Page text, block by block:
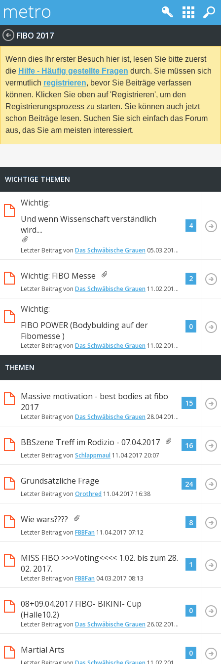
FIBO 2017
Wenn dies Ihr erster Besuch hier ist, lesen Sie bitte zuerst
die Hilfe - Häufig gestellte Fragen durch. Sie müssen sich
vermutlich registrieren, bevor Sie Beiträge verfassen
können. Klicken Sie oben auf 'Registrieren', um den
Registrierungsprozess zu starten. Sie können auch jetzt
schon Beiträge lesen. Suchen Sie sich einfach das Forum
aus, das Sie am meisten interessiert.
WICHTIGE THEMEN
Wichtig:
Und wenn Wissenschaft verständlich
wird....
Letzter Beitrag von Das Schwäbische Grauen 05.03.2017
4
Wichtig: FIBO Messe
Letzter Beitrag von Das Schwäbische Grauen 11.02.2017
2
Wichtig:
FIBO POWER (Bodybulding auf der
Fibomesse )
Letzter Beitrag von Das Schwäbische Grauen 11.02.2017
0
THEMEN
Massive motivation - best bodies at fibo
2017
Letzter Beitrag von Das Schwäbische Grauen 28.04.2017
15
BBSzene Treff im Rodizio - 07.04.2017
Letzter Beitrag von Schlappmaul 11.04.2017 20:07
16
Grundsätzliche Frage
Letzter Beitrag von Orothred 11.04.2017 16:38
24
Wie wars????
Letzter Beitrag von FBBFan 11.04.2017 07:12
8
MISS FIBO >>>Voting<<<< 1.02. bis zum 28.
02. 2017.
Letzter Beitrag von FBBFan 04.03.2017 08:13
1
08+09.04.2017 FIBO- BIKINI- Cup
(Halle10.2)
Letzter Beitrag von Das Schwäbische Grauen 26.02.2017
0
Martial Arts 0